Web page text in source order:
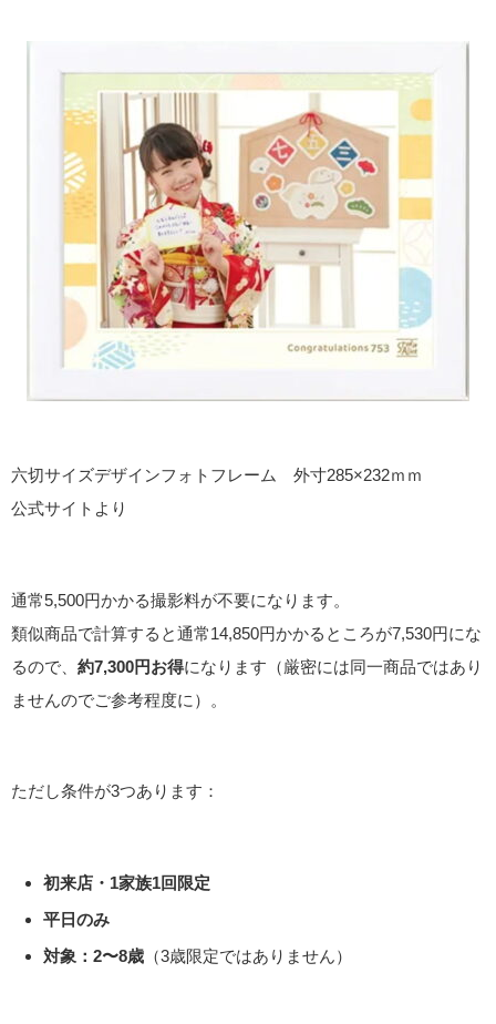
六切サイズデザインフォトフレーム 外寸285×232ｍｍ
公式サイトより
通常5,500円かかる撮影料が不要になります。
類似商品で計算すると通常14,850円かかるところが7,530円にな
るので、 約7,300円お得になります（厳密には同一商品ではあり
ませんのでご参考程度に）。
ただし条件が3つあります：
初来店・1家族1回限定
平日のみ
対象：2〜8歳 （3歳限定ではありません）